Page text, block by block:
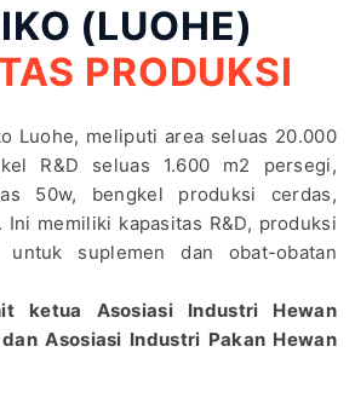
(LUOHE)
PRODUKSI
Luohe, meliputi area seluas 20.000
R&D seluas 1.600 m2 persegi,
50w, bengkel produksi cerdas,
Ini memiliki kapasitas R&D, produksi
untuk suplemen dan obat-obatan
ketua Asosiasi Industri Hewan
Asosiasi Industri Pakan Hewan